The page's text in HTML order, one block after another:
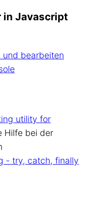
in Javascript
und bearbeiten
utility for
Hilfe bei der
- try, catch, finally